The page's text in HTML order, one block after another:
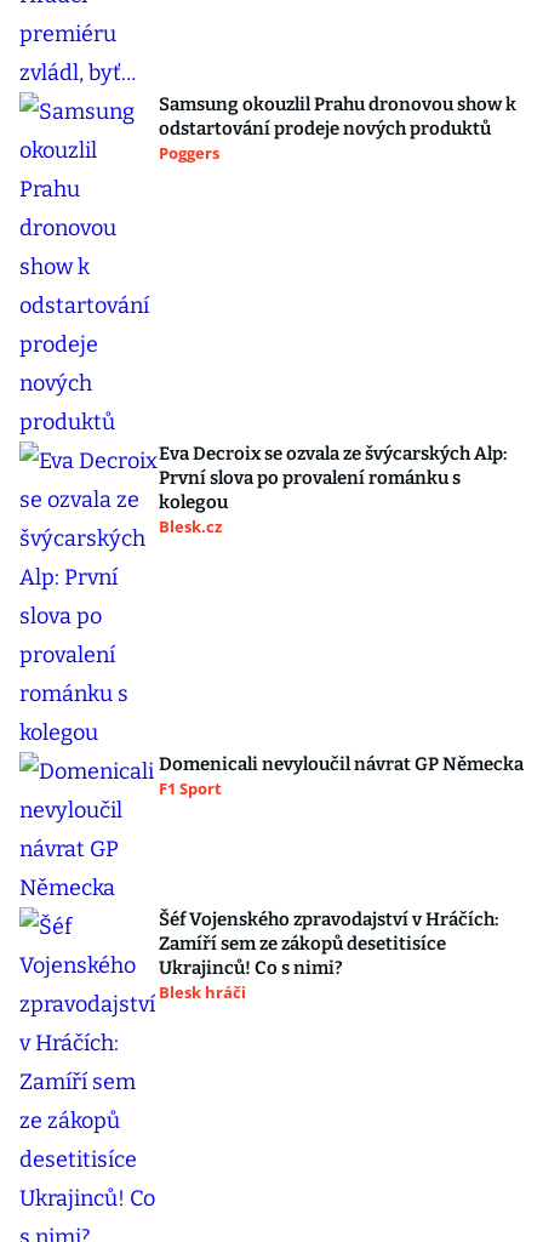
Samsung okouzlil Prahu dronovou show k
odstartování prodeje nových produktů
Poggers
Eva Decroix se ozvala ze švýcarských Alp:
První slova po provalení románku s
kolegou
Blesk.cz
Domenicali nevyloučil návrat GP Německa
F1 Sport
Šéf Vojenského zpravodajství v Hráčích:
Zamíří sem ze zákopů desetitisíce
Ukrajinců! Co s nimi?
Blesk hráči